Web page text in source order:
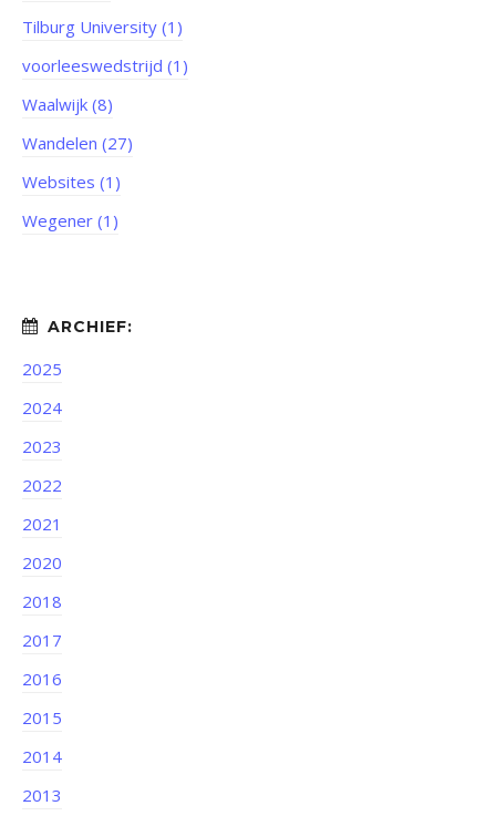
Tilburg University (1)
voorleeswedstrijd (1)
Waalwijk (8)
Wandelen (27)
Websites (1)
Wegener (1)
2025
2024
2023
2022
2021
2020
2018
2017
2016
2015
2014
2013